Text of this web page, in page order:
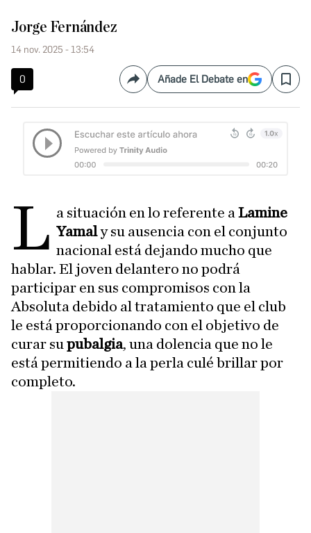
Jorge Fernández
14 nov. 2025 - 13:54
0 CompartirAñade El Debate en Save
L a situación en lo referente aLamine
Yamaly su ausencia con el conjunto
nacional está dejando mucho que
hablar. El joven delantero no podrá
participar en sus compromisos con la
Absoluta debido al tratamiento que el club
le está proporcionando con el objetivo de
curar su pubalgia, una dolencia que no le
está permitiendo a la perla culé brillar por
completo.